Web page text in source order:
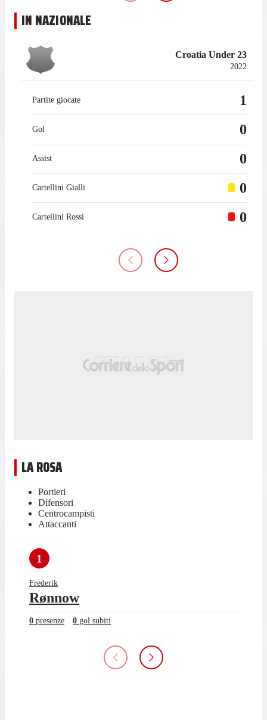
IN NAZIONALE
Croatia Under 23
2022
Partite giocate 1
Gol 0
Assist 0
Cartellini Gialli 0
Cartellini Rossi 0
LA ROSA
Portieri
Difensori
Centrocampisti
Attaccanti
1
Frederik
Rønnow
0 presenze 0 gol subiti